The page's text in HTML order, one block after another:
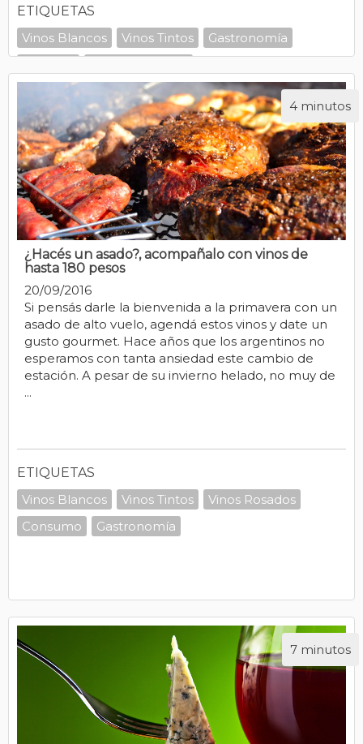
ETIQUETAS
Vinos Blancos
Vinos Tintos
Gastronomía
4 minutos
¿Hacés un asado?, acompañalo con vinos de
hasta 180 pesos
20/09/2016
Si pensás darle la bienvenida a la primavera con un
asado de alto vuelo, agendá estos vinos y date un
gusto gourmet. Hace años que los argentinos no
esperamos con tanta ansiedad este cambio de
estación. A pesar de su invierno helado, no muy de
...
ETIQUETAS
Vinos Blancos
Vinos Tintos
Vinos Rosados
Consumo
Gastronomía
7 minutos